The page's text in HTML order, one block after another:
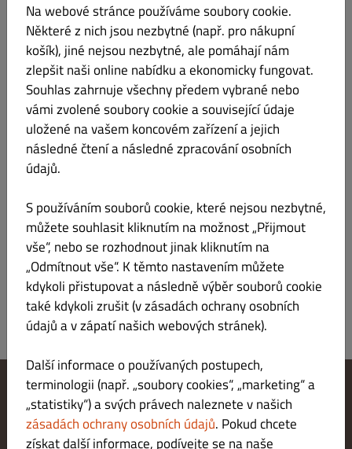
Otevírací doba Donáška Vyzvednutí
pondělí ZAVŘENO ZAVŘENO ZAVŘENO
úterý (11:00 – 21:00) (11:00 – 20:00) (11:00 – 20:30)
středa (11:00 – 21:00) (11:00 – 20:00) (11:00 – 20:30)
čtvrtek (11:00 – 21:00) (11:00 – 20:00) (11:00 – 20:30)
sobota (16:00 – 21:00) (16:00 – 21:00) (16:00 – 21:30)
neděle ZAVŘENO ZAVŘENO ZAVŘENO
Změnit nastavení souborů cookie
Kontaktuj nás
Zásady ochrany osobních údajů
Na webové stránce používáme soubory cookie.
Některé z nich jsou nezbytné (např. pro nákupní
košík), jiné nejsou nezbytné, ale pomáhají nám
zlepšit naši online nabídku a ekonomicky fungovat.
Souhlas zahrnuje všechny předem vybrané nebo
vámi zvolené soubory cookie a související údaje
uložené na vašem koncovém zařízení a jejich
následné čtení a následné zpracování osobních
údajů.
S používáním souborů cookie, které nejsou nezbytné,
můžete souhlasit kliknutím na možnost „Přijmout
vše“, nebo se rozhodnout jinak kliknutím na
„Odmítnout vše“. K těmto nastavením můžete
kdykoli přistupovat a následně výběr souborů cookie
také kdykoli zrušit (v zásadách ochrany osobních
údajů a v zápatí našich webových stránek).
Další informace o používaných postupech,
terminologii (např. „soubory cookies“, „marketing“ a
„statistiky“) a svých právech naleznete v našich
zásadách ochrany osobních údajů. Pokud chcete
získat další informace, podívejte se na naše